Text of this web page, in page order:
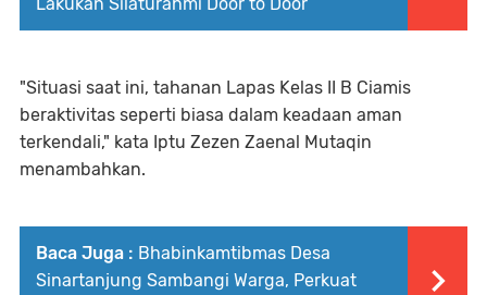
"Situasi saat ini, tahanan Lapas Kelas II B Ciamis
beraktivitas seperti biasa dalam keadaan aman
terkendali," kata Iptu Zezen Zaenal Mutaqin
menambahkan.
Baca Juga : Bhabinkamtibmas Desa
Sinartanjung Sambangi Warga, Perkuat